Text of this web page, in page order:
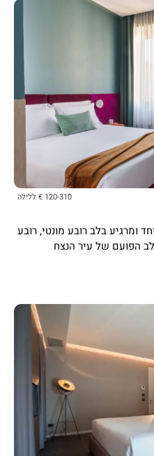
120-310 € ללילה
ומרגיע בלב רובע מונטי, רובע
הפועם של עיר הנצח